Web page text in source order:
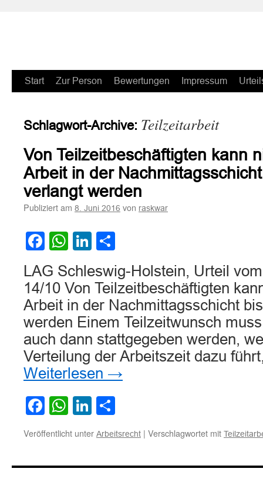
Zum
springen
Start Zur Person Bewertungen Impressum
Schlagwort-Archive: Teilzeitarbeit
Von Teilzeitbeschäftigten kann
Arbeit in der
verlangt werden
Publiziert am 8. Juni 2016 von raskwar
Facebook
WhatsApp
LinkedIn
LAG Schleswig-Holstein, Urteil
14/10 Von Teilzeitbeschäftigten
Arbeit in der Nachmittagsschicht
werden Einem Teilzeitwunsch
auch dann stattgegeben werden,
Verteilung der Arbeitszeit dazu
Weiterlesen →
Facebook
WhatsApp
LinkedIn
Veröffentlicht unter Arbeitsrecht | Verschlagwortet mit